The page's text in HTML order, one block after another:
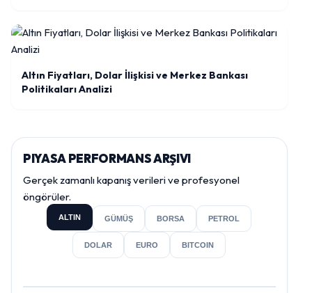
Altın Fiyatları, Dolar İlişkisi ve Merkez Bankası
Politikaları Analizi
PIYASA PERFORMANS ARŞIVI
Gerçek zamanlı kapanış verileri ve profesyonel
öngörüler.
ALTIN GÜMÜŞ BORSA PETROL
DOLAR EURO BITCOIN